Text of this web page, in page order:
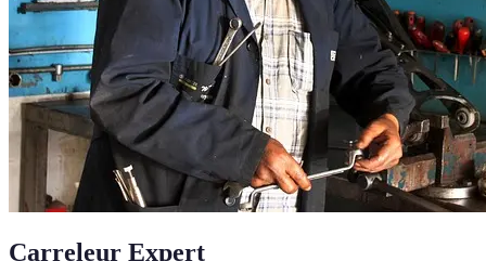
Carreleur Expert